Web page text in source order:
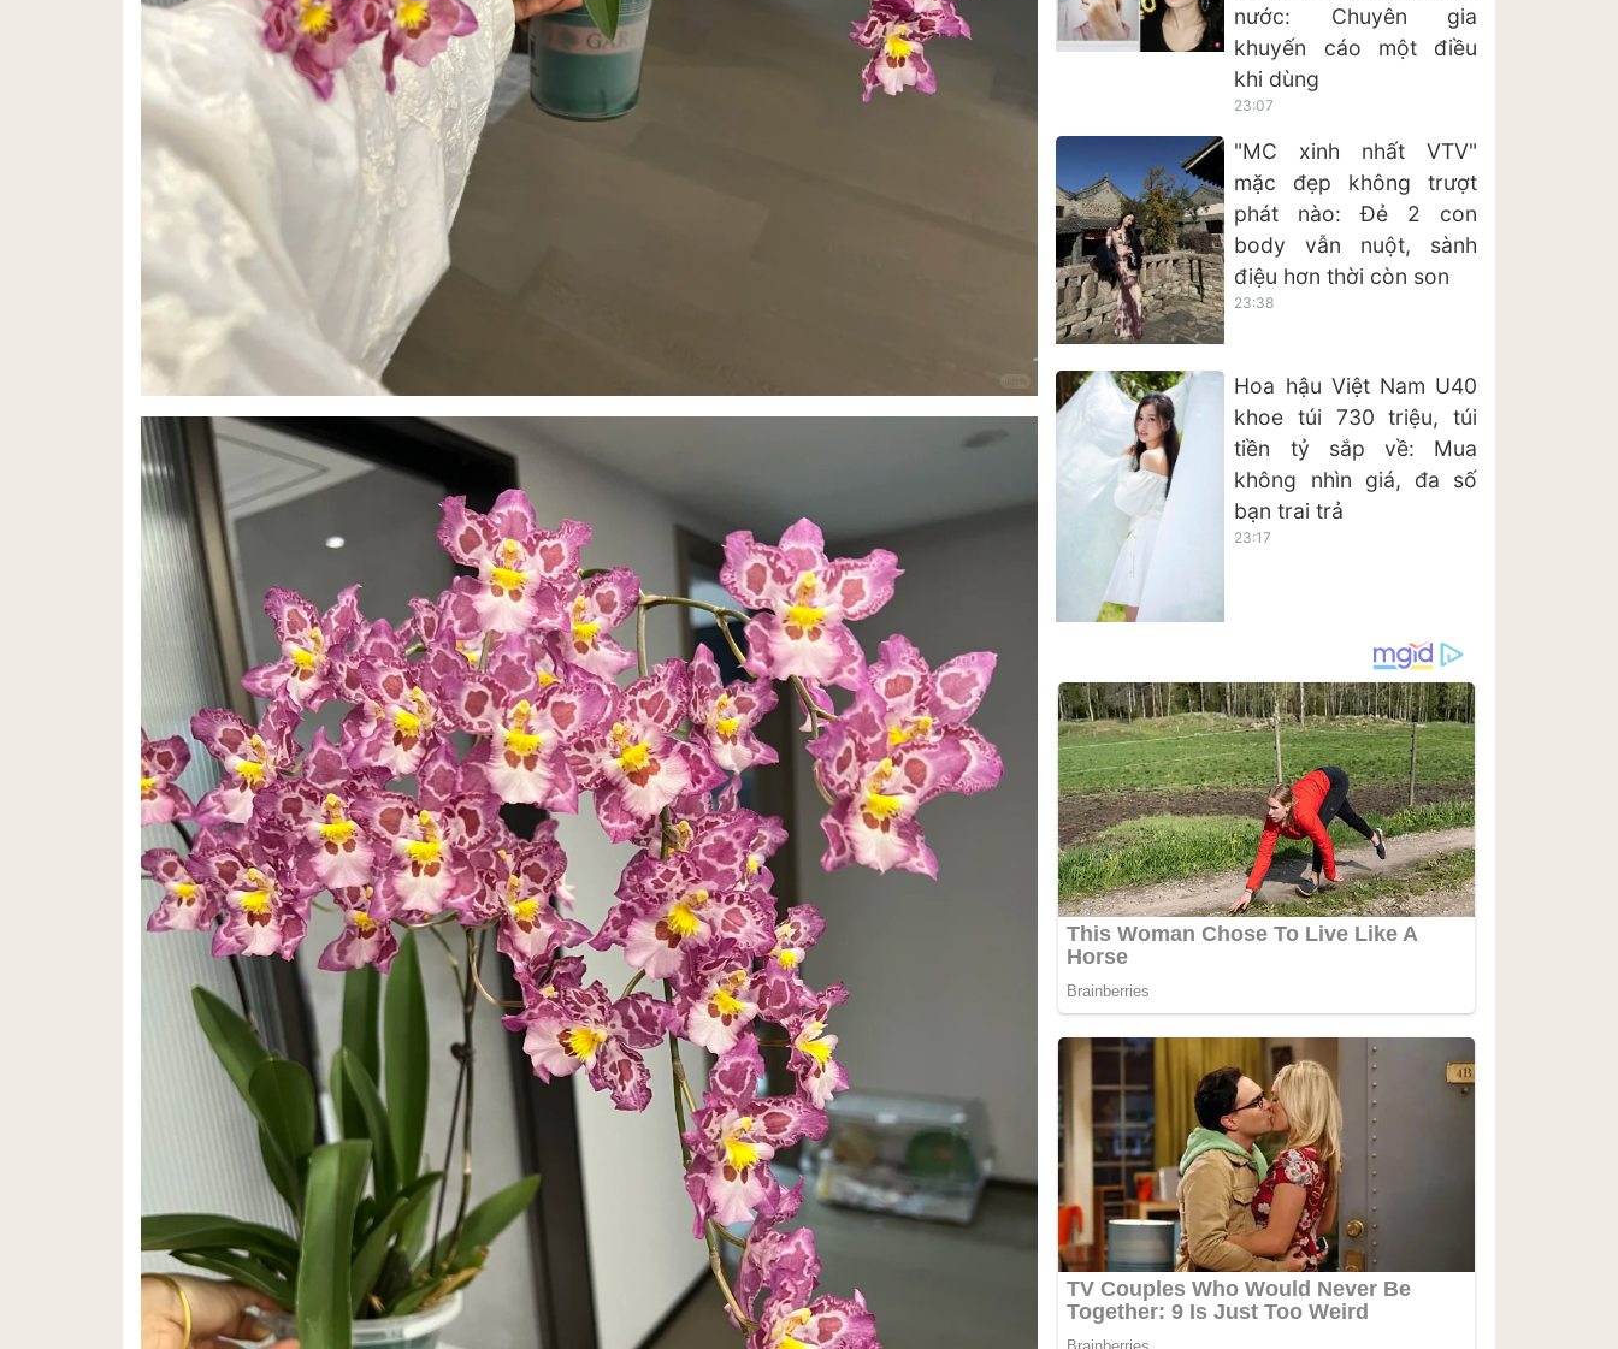
nước: Chuyên gia
khuyến cáo một điều
khi dùng
23:07
"MC xinh nhất VTV"
mặc đẹp không trượt
phát nào: Đẻ 2 con
body vẫn nuột, sành
điệu hơn thời còn son
23:38
Hoa hậu Việt Nam U40
khoe túi 730 triệu, túi
tiền tỷ sắp về: Mua
không nhìn giá, đa số
bạn trai trả
23:17